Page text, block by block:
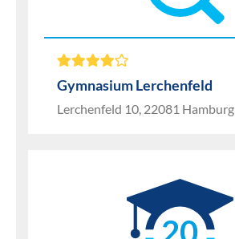
Gymnasium Lerchenfeld
Lerchenfeld 10, 22081 Hamburg